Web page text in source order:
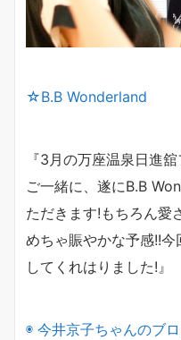
☆B.B Wonderland
『3月の万座温泉日進
ご一緒に、 遂にB.B
ただきます! もちろん愛
めちゃ賑やかな予感!!今
してくれはりました!』
◉ 今井京子ちゃんのブ